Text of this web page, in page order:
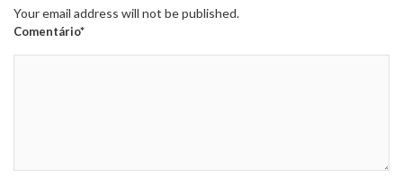
Your email address will not be published.
Comentário*